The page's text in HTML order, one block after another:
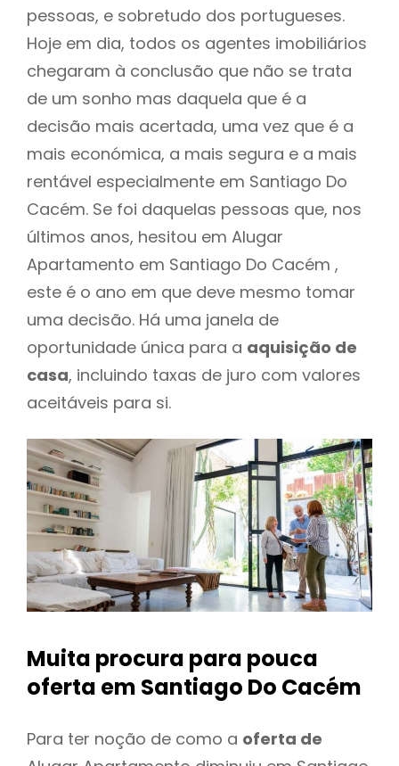
pessoas, e sobretudo dos portugueses.
Hoje em dia, todos os agentes imobiliários
chegaram à conclusão que não se trata
de um sonho mas daquela que é a
decisão mais acertada, uma vez que é a
mais económica, a mais segura e a mais
rentável especialmente em Santiago Do
Cacém. Se foi daquelas pessoas que, nos
últimos anos, hesitou em Alugar
Apartamento em Santiago Do Cacém ,
este é o ano em que deve mesmo tomar
uma decisão. Há uma janela de
oportunidade única para a aquisição de
casa, incluindo taxas de juro com valores
aceitáveis para si.
Muita procura para pouca
oferta em Santiago Do Cacém
Para ter noção de como a oferta de